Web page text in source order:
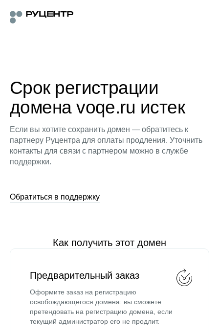
Срок регистрации
домена voqe.ru истек
Если вы хотите сохранить домен — обратитесь к
партнеру Руцентра для оплаты продления. Уточнить
контакты для связи с партнером можно в службе
поддержки.
Обратиться в поддержку
Как получить этот домен
Предварительный заказ
Оформите заказ на регистрацию
освобождающегося домена: вы сможете
претендовать на регистрацию домена, если
текущий администратор его не продлит.